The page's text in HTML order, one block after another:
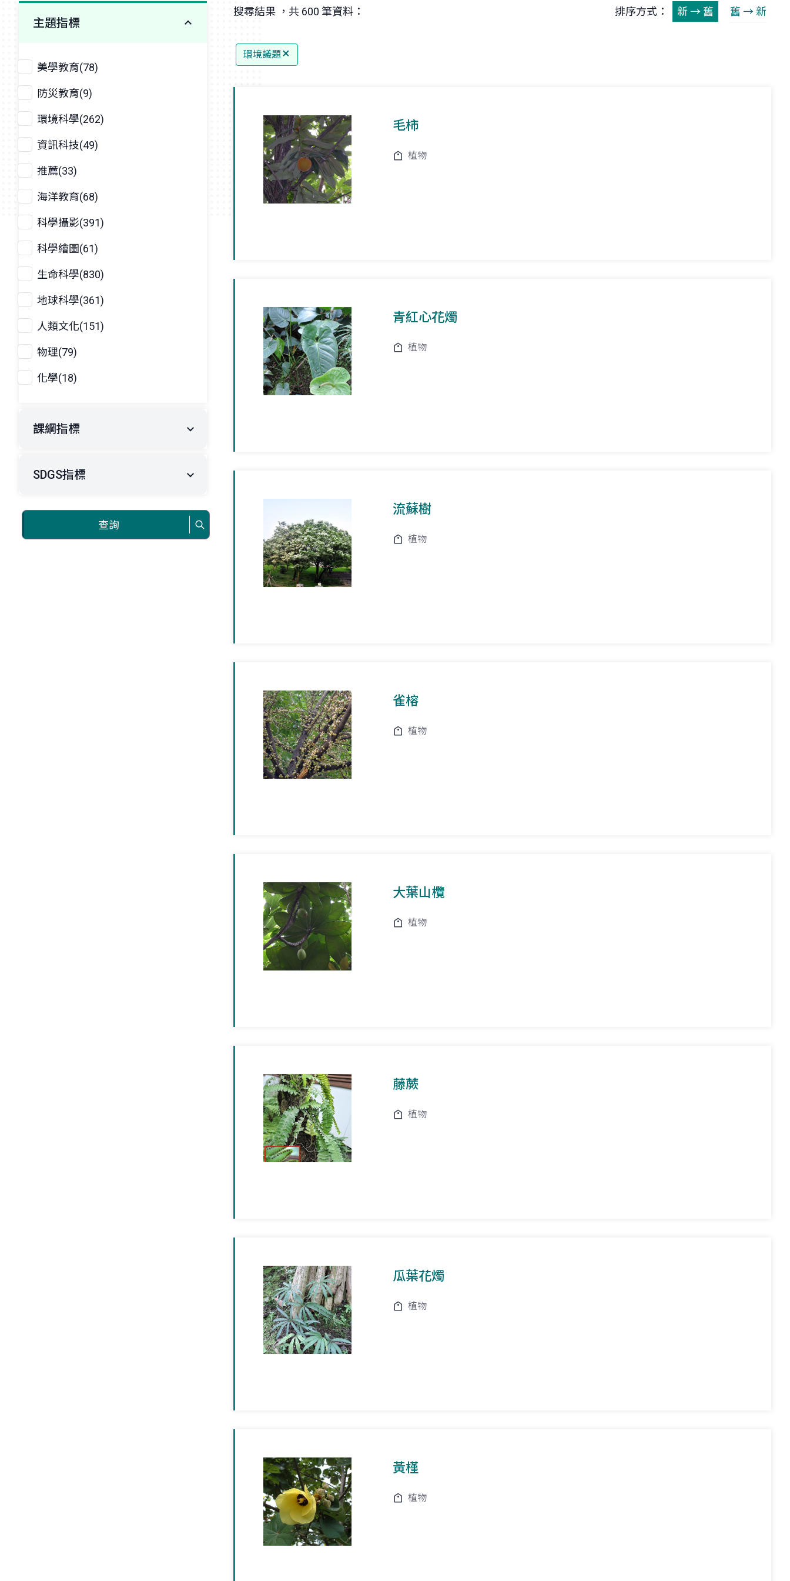
主題指標
美學教育(78)
防災教育(9)
環境科學(262)
資訊科技(49)
推薦(33)
海洋教育(68)
科學攝影(391)
科學繪圖(61)
生命科學(830)
地球科學(361)
人類文化(151)
物理(79)
化學(18)
課綱指標
SDGS指標
查詢
搜尋結果 ，共 600 筆資料： 排序方式： 新 → 舊 舊 → 新
環境議題
毛柿
植物
青紅心花燭
植物
流蘇樹
植物
雀榕
植物
大葉山欖
植物
藤蕨
植物
瓜葉花燭
植物
黃槿
植物